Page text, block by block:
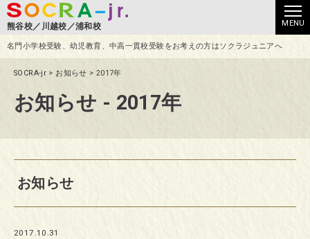
熊谷校 川越校 浦和校
名門小学校受験、幼児教育、中高一貫校受験をお考えの方はソクラジュニアへ
SOCRA-jr > お知らせ > 2017年
お知らせ - 2017年
お知らせ
2017.10.31